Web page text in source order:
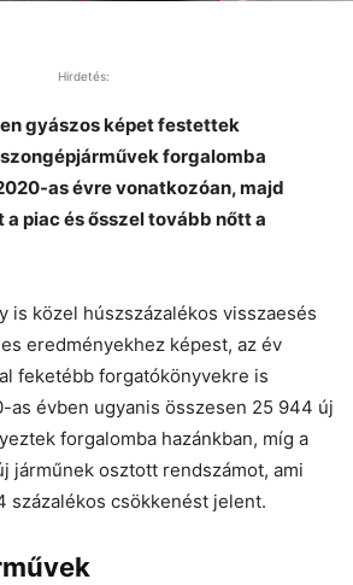
Hirdetés:
gyászos képet festettek
forgalomba
as évre vonatkozóan, majd
piac és ősszel tovább nőtt a
is közel húszszázalékos visszaesés
eredményekhez képest, az év
feketébb forgatókönyvekre is
as évben ugyanis összesen 25 944 új
forgalomba hazánkban, míg a
járműnek osztott rendszámot, ami
százalékos csökkenést jelent.